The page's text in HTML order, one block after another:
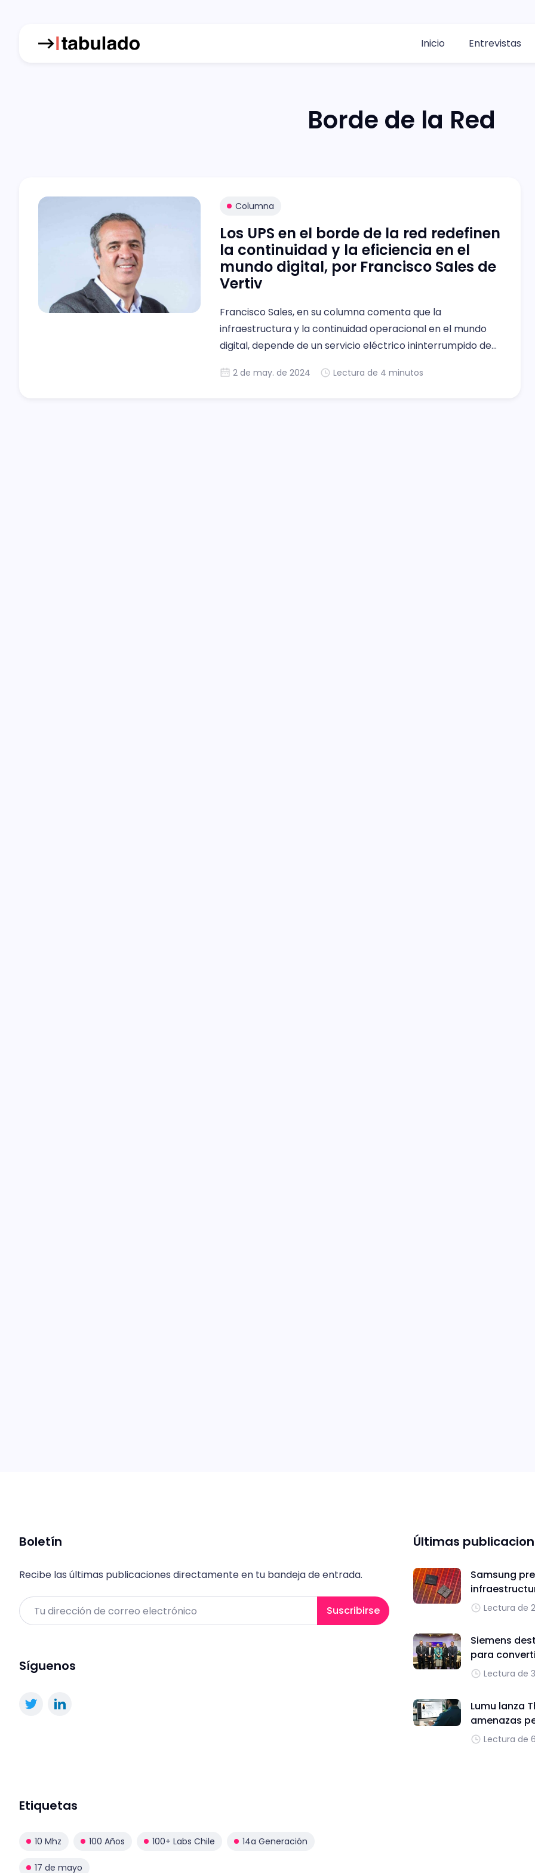
Inicio Entrevistas
Borde de la Red
Columna
Los UPS en el borde de la red redefinen
la continuidad y la eficiencia en el
mundo digital, por Francisco Sales de
Vertiv
Francisco Sales, en su columna comenta que la
infraestructura y la continuidad operacional en el mundo
digital, depende de un servicio eléctrico ininterrumpido de
2 de may. de 2024 Lectura de 4 minutos
Boletín
Recibe las últimas publicaciones directamente en tu bandeja de entrada.
Email Suscribirse
Síguenos
Últimas
Samsung
Lectura de
Siemens
para
Lectura de
Lumu lanza
amenazas
Lectura de
Etiquetas
10 Mhz 100 Años 100+ Labs Chile 14a Generación
17 de mayo